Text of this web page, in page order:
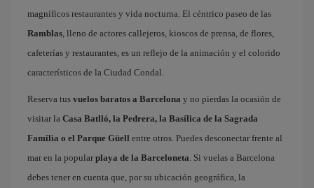
magníficos restaurantes y vida nocturna. El céntrico paseo de las
Ramblas, lleno de actores callejeros, kioscos de prensa, de flores,
cafeterías y restaurantes, es un reflejo de la animación y el colorido
característicos de la Ciudad Condal.
Reserva tus vuelos baratos a Barcelona y no pierdas la ocasión de
visitar la Casa Batlló, la Pedrera, la Basílica de la Sagrada
Familia o el Parque Güell entre otros. Puedes desconectar frente al
mar en la popular playa de la Barceloneta. Si vuelas a Barcelona
debes tener en cuenta que, por su ubicación geográfica, la